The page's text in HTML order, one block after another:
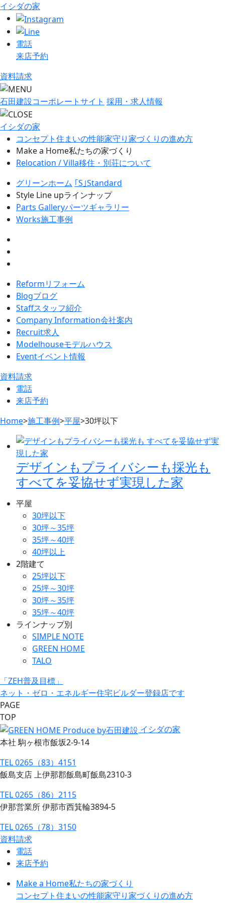
イシダの家
電話
来店予約
資料請求
石田建設コーポレートサイト 採用・求人情報
イシダの家
コンセプト住まいの性能家守り家づくりの進め方
Make a Home私たちの家づくり
Relocation / Villa移住・別荘について
グリーンホーム ｢S｣Standard
Style Line upラインナップ
Parts Galleryパーツギャラリー
Works施工事例
Reformリフォーム
Blogブログ
Staffスタッフ紹介
Company Information会社案内
Recruit求人
Modelhouseモデルハウス
Eventイベント情報
資料請求
電話
来店予約
Home>施工事例>平屋>30坪以下
デザインもプライバシーも採光も
すべてを妥協せず実現した家
平屋
30坪以下
30坪～35坪
35坪～40坪
40坪以上
2階建て
25坪以下
25坪～30坪
30坪～35坪
35坪～40坪
ラインナップ別
SIMPLE NOTE
GREEN HOME
TALO
「ZEH普及目標」
ネット・ゼロ・エネルギー住宅ビルダー登録店です
PAGE
TOP
イシダの家
本社 駒ヶ根市飯坂2-9-14
TEL 0265（83）4151
飯島支店 上伊那郡飯島町飯島2310-3
TEL 0265（86）2115
伊那営業所 伊那市西箕輪3894-5
TEL 0265（78）3150
資料請求
電話
来店予約
Make a Home私たちの家づくり
コンセプト住まいの性能家守り家づくりの進め方